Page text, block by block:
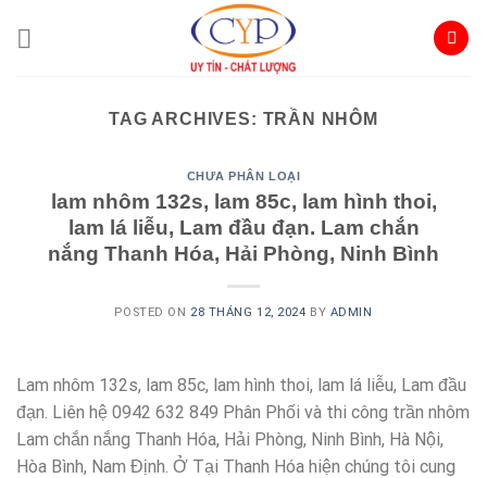
TAG ARCHIVES: TRẦN NHÔM
CHƯA PHÂN LOẠI
lam nhôm 132s, lam 85c, lam hình thoi,
lam lá liễu, Lam đầu đạn. Lam chắn
nắng Thanh Hóa, Hải Phòng, Ninh Bình
POSTED ON 28 THÁNG 12, 2024 BY ADMIN
Lam nhôm 132s, lam 85c, lam hình thoi, lam lá liễu, Lam đầu
đạn. Liên hệ 0942 632 849 Phân Phối và thi công trần nhôm
Lam chắn nắng Thanh Hóa, Hải Phòng, Ninh Bình, Hà Nội,
Hòa Bình, Nam Định. Ở Tại Thanh Hóa hiện chúng tôi cung